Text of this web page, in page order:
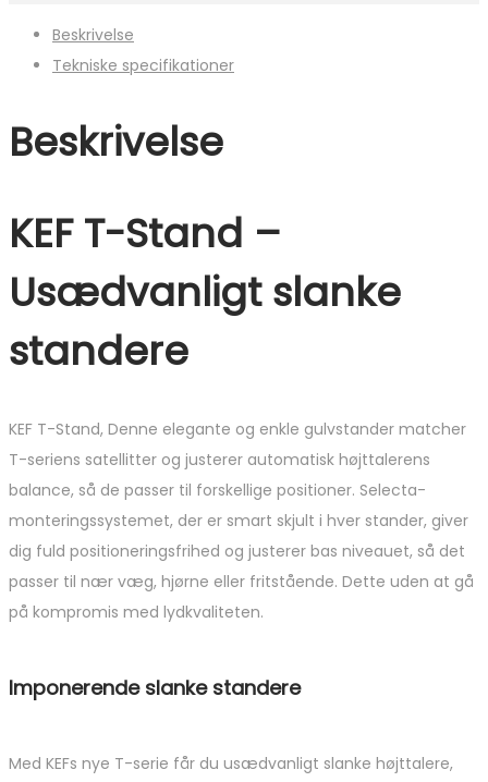
Beskrivelse
Tekniske specifikationer
Beskrivelse
KEF T-Stand –
Usædvanligt slanke
standere
KEF T-Stand, Denne elegante og enkle gulvstander matcher
T-seriens satellitter og justerer automatisk højttalerens
balance, så de passer til forskellige positioner. Selecta-
monteringssystemet, der er smart skjult i hver stander, giver
dig fuld positioneringsfrihed og justerer bas niveauet, så det
passer til nær væg, hjørne eller fritstående. Dette uden at gå
på kompromis med lydkvaliteten.
Imponerende slanke standere
Med KEFs nye T-serie får du usædvanligt slanke højttalere,